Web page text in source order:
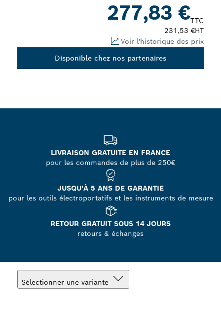
277,83 €TTC
231,53 €HT
Voir l'historique des prix
Disponible chez nos partenaires
LIVRAISON GRATUITE EN FRANCE
pour les commandes de plus de 250€
JUSQU'À 5 ANS DE GARANTIE
pour les outils électroportatifs et les instruments de mesure
RETOUR GRATUIT SOUS 14 JOURS
retours & échanges
Sélectionner une variante